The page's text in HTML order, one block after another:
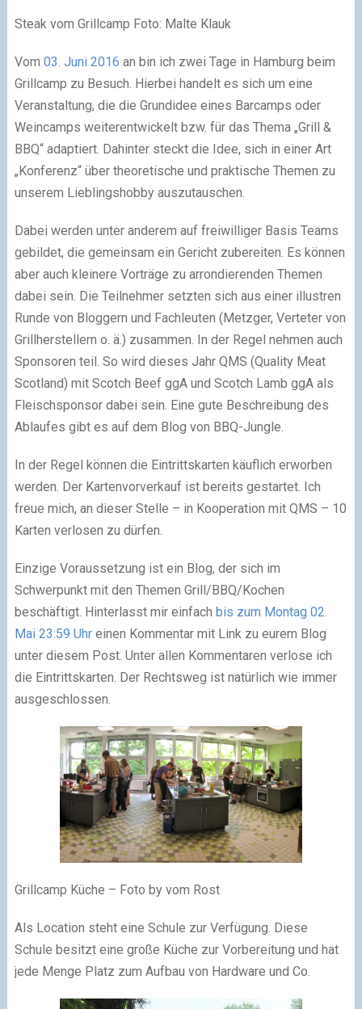
Steak vom Grillcamp Foto: Malte Klauk
Vom 03. Juni 2016 an bin ich zwei Tage in Hamburg beim
Grillcamp zu Besuch. Hierbei handelt es sich um eine
Veranstaltung, die die Grundidee eines Barcamps oder
Weincamps weiterentwickelt bzw. für das Thema „Grill &
BBQ“ adaptiert. Dahinter steckt die Idee, sich in einer Art
„Konferenz“ über theoretische und praktische Themen zu
unserem Lieblingshobby auszutauschen.
Dabei werden unter anderem auf freiwilliger Basis Teams
gebildet, die gemeinsam ein Gericht zubereiten. Es können
aber auch kleinere Vorträge zu arrondierenden Themen
dabei sein. Die Teilnehmer setzten sich aus einer illustren
Runde von Bloggern und Fachleuten (Metzger, Verteter von
Grillherstellern o. ä.) zusammen. In der Regel nehmen auch
Sponsoren teil. So wird dieses Jahr QMS (Quality Meat
Scotland) mit Scotch Beef ggA und Scotch Lamb ggA als
Fleischsponsor dabei sein. Eine gute Beschreibung des
Ablaufes gibt es auf dem Blog von BBQ-Jungle.
In der Regel können die Eintrittskarten käuflich erworben
werden. Der Kartenvorverkauf ist bereits gestartet. Ich
freue mich, an dieser Stelle – in Kooperation mit QMS – 10
Karten verlosen zu dürfen.
Einzige Voraussetzung ist ein Blog, der sich im
Schwerpunkt mit den Themen Grill/BBQ/Kochen
beschäftigt. Hinterlasst mir einfach bis zum Montag 02.
Mai 23:59 Uhreinen Kommentar mit Link zu eurem Blog
unter diesem Post. Unter allen Kommentaren verlose ich
die Eintrittskarten. Der Rechtsweg ist natürlich wie immer
ausgeschlossen.
Grillcamp Küche – Foto by vom Rost
Als Location steht eine Schule zur Verfügung. Diese
Schule besitzt eine große Küche zur Vorbereitung und hat
jede Menge Platz zum Aufbau von Hardware und Co.